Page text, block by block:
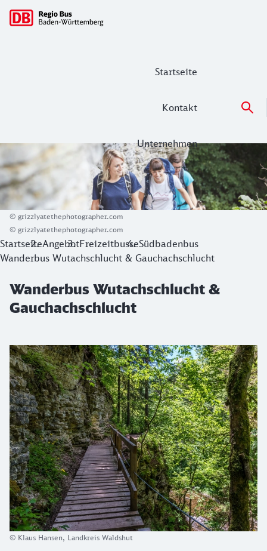
Startseite
Kontakt
Unternehmen
Hauptnavigation
Wanderbus Wutachschlucht &
© grizzlyatethephotographer.com
© grizzlyatethephotographer.com
StartseiteAngebotFreizeitbusseSüdbadenbus
Wanderbus Wutachschlucht & Gauchachschlucht
Wanderbus Wutachschlucht &
Gauchachschlucht
h1
© Klaus Hansen, Landkreis Waldshut